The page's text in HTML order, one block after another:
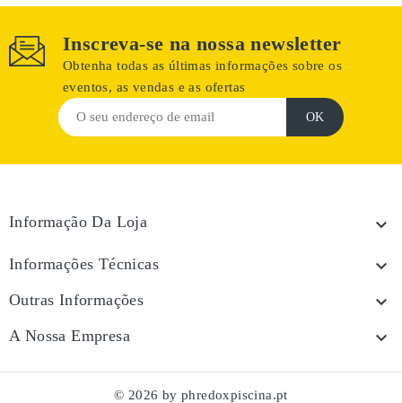
Inscreva-se na nossa newsletter
Obtenha todas as últimas informações sobre os
eventos, as vendas e as ofertas
Informação Da Loja 
Informações Técnicas 
Outras Informações 
A Nossa Empresa 
© 2026 by phredoxpiscina.pt